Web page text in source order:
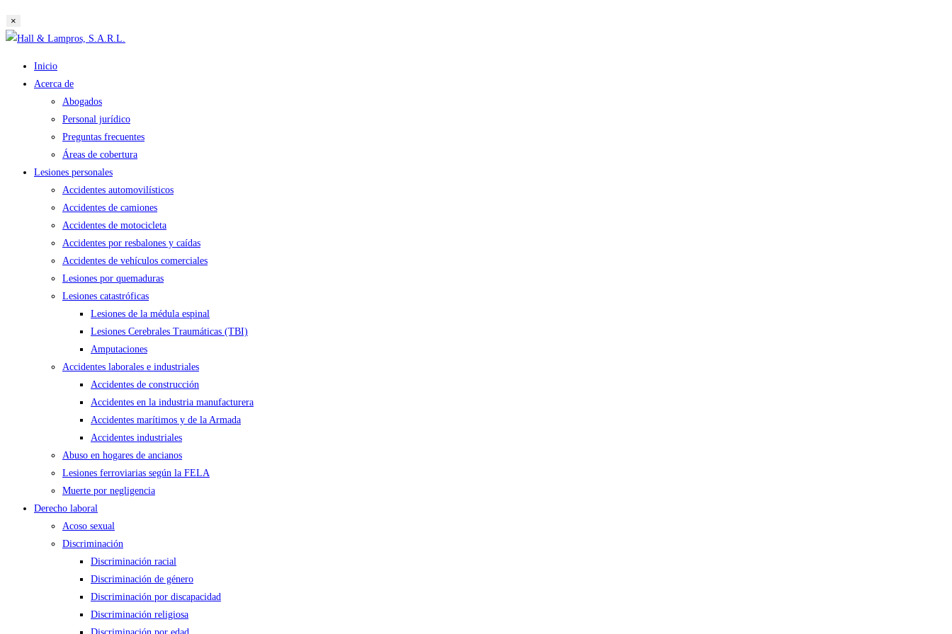
la
web
×
Saltar
contenido
Inicio
Acerca de
Abogados
Personal jurídico
Preguntas frecuentes
Áreas de cobertura
Lesiones personales
Accidentes automovilísticos
Accidentes de camiones
Accidentes de motocicleta
Accidentes por resbalones y caídas
Accidentes de vehículos comerciales
Lesiones por quemaduras
Lesiones catastróficas
Lesiones de la médula espinal
Lesiones Cerebrales Traumáticas (TBI)
Amputaciones
Accidentes laborales e industriales
Accidentes de construcción
Accidentes en la industria manufacturera
Accidentes marítimos y de la Armada
Accidentes industriales
Abuso en hogares de ancianos
Lesiones ferroviarias según la FELA
Muerte por negligencia
Derecho laboral
Acoso sexual
Discriminación
Discriminación racial
Discriminación de género
Discriminación por discapacidad
Discriminación religiosa